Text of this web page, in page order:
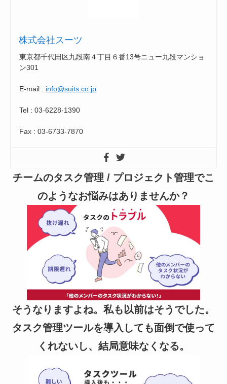
株式会社スーツ
東京都千代田区九段南４丁目６番13号ニュー九段マンショ
ン301
E-mail : info@suits.co.jp
Tel : 03-6228-1390
Fax : 03-6733-7870
チームのタスク管理 / プロジェクト管理でこ
のようなお悩みはありませんか？
そうなりますよね。私も以前はそうでした。
タスク管理ツールを導入しても面倒で使って
くれないし、結局意味なくなる。